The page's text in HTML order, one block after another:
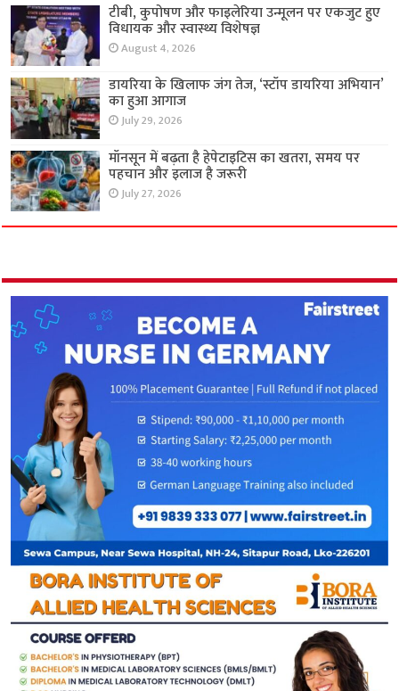
टीबी, कुपोषण और फाइलेरिया उन्मूलन पर एकजुट हुए
विधायक और स्वास्थ्य विशेषज्ञ
August 4, 2026
डायरिया के खिलाफ जंग तेज, ‘स्टॉप डायरिया अभियान’
का हुआ आगाज
July 29, 2026
मॉनसून में बढ़ता है हेपेटाइटिस का खतरा, समय पर
पहचान और इलाज है जरूरी
July 27, 2026